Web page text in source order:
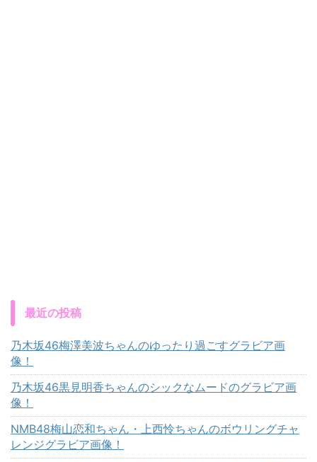
最近の投稿
乃木坂46梅澤美波ちゃんのゆったり過ごすグラビア画
像！
乃木坂46黒見明香ちゃんのシックなムードのグラビア画
像！
NMB48梅山恋和ちゃん・上西怜ちゃんのボウリングチャ
レンジグラビア画像！